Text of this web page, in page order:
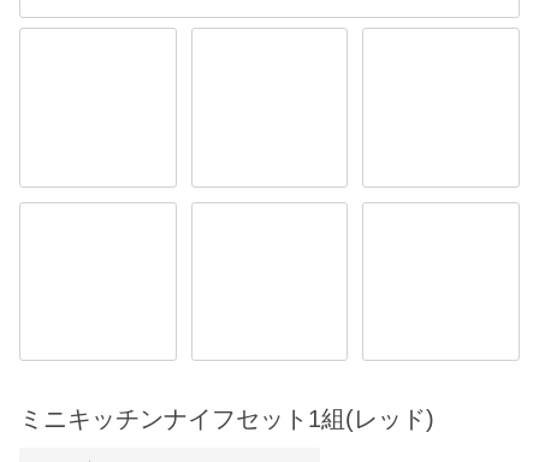
ミニキッチンナイフセット1組(レッド)